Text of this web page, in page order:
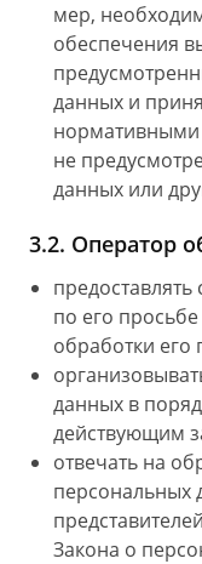
мер,
обеспечения
данных и
нормативными
не
данных или
3.2. Оператор
по его
обработки его
данных в
действующим
отвечать на
персональных
Закона о